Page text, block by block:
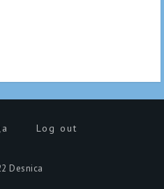
Log out
Desnica